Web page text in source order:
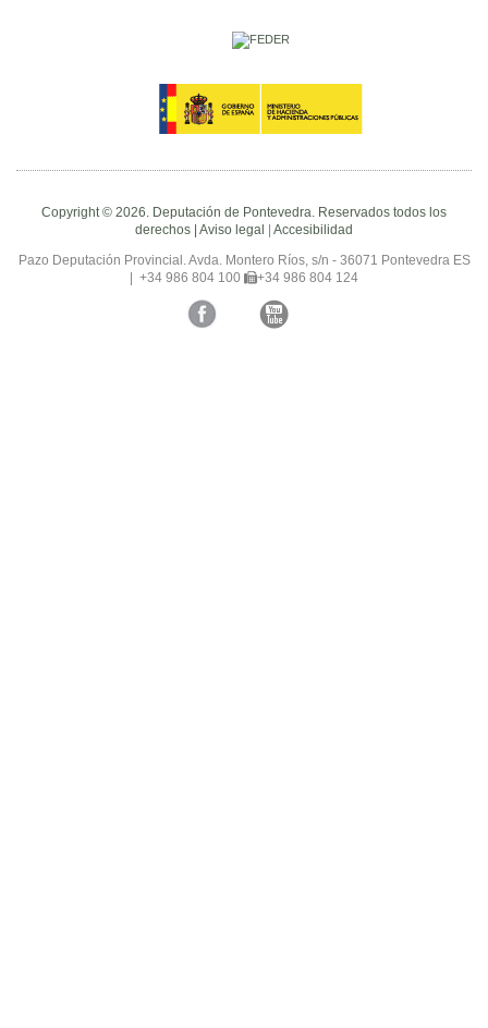
Copyright © 2026. Deputación de Pontevedra. Reservados todos los
derechos | Aviso legal | Accesibilidad
Pazo Deputación Provincial. Avda. Montero Ríos, s/n - 36071 Pontevedra ES
+34 986 804 100
+34 986 804 124
Facebook
Twitter YouTube